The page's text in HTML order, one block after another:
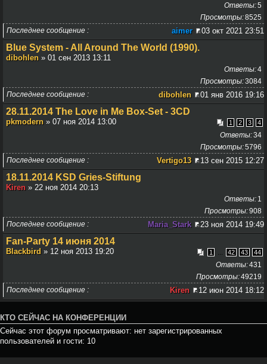
5
Ответы
8525
Просмотры
Последнее сообщение
aimer 03 окт 2021 23:51
Blue System - All Around The World (1990).
dibohlen » 01 сен 2013 13:11
4
Ответы
3084
Просмотры
Последнее сообщение
dibohlen 01 янв 2016 19:16
28.11.2014 The Love in Me Box-Set - 3CD
1 2 3 4
pkmodern » 07 ноя 2014 13:00
34
Ответы
5796
Просмотры
Последнее сообщение
Vertigo13 13 сен 2015 12:27
18.11.2014 KSD Gries-Stiftung
Kiren » 22 ноя 2014 20:13
1
Ответы
908
Просмотры
Последнее сообщение
Maria_Stark 23 ноя 2014 19:49
Fan-Party 14 июня 2014
1 42 43 44
Blackbird » 12 ноя 2013 19:20
431
Ответы
49219
Просмотры
Последнее сообщение
Kiren 12 июн 2014 18:12
КТО СЕЙЧАС НА КОНФЕРЕНЦИИ
Сейчас этот форум просматривают: нет зарегистрированных
пользователей и гости: 10